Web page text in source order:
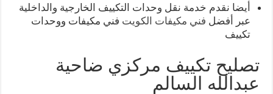
أيضا نقدم خدمة نقل وحدات التكييف الخارجية والداخلية
عبر أفضل فني مكيفات الكويت فني مكيفات ووحدات
تكييف
تصليح تكييف مركزي ضاحية
عبدالله السالم